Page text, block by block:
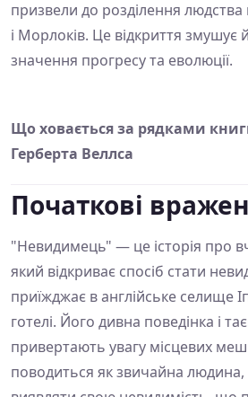
призвели до розділення
і Морлоків. Це відкриття
значення прогресу та еволюції.
Що ховається за рядками
Герберта Веллса
Початкові
"Невидимець" — це історія про
який відкриває спосіб стати
приїжджає в англійське селище
готелі. Його дивна поведінка і
привертають увагу місцевих
поводиться як звичайна